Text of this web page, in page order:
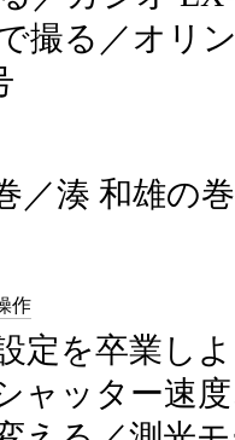
撮る／オリ
／湊 和雄の
作
定を卒業し
ャッター速